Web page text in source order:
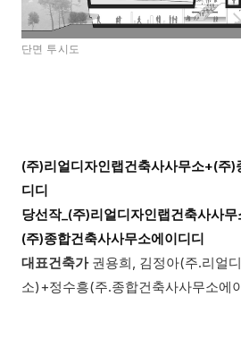
단면 투시도
(주)리얼디자인랩건축사사무소+(주)
디디
당선작_(주)리얼디자인랩건축사사무
(주)종합건축사사무소에이디디
대표건축가 권용희, 김정아(주.리얼
소)+정수흥(주.종합건축사사무소에